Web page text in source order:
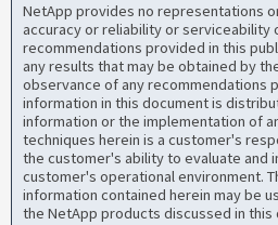
NetApp provides no representations
accuracy or reliability or serviceability
recommendations provided in this
any results that may be obtained by
observance of any recommendations
information in this document is
information or the implementation of
techniques herein is a customer's
the customer's ability to evaluate and
customer's operational environment.
information contained herein may be
the NetApp products discussed in this